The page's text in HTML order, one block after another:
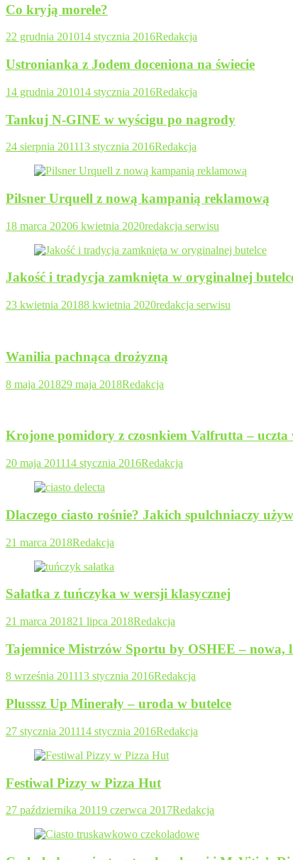
Co kryją morele?
22 grudnia 201014 stycznia 2016Redakcja
Ustronianka z Jodem doceniona na świecie
14 grudnia 201014 stycznia 2016Redakcja
Tankuj N-GINE w wyścigu po nagrody
24 sierpnia 201113 stycznia 2016Redakcja
Pilsner Urquell z nową kampanią reklamową
18 marca 20206 kwietnia 2020redakcja serwisu
Jakość i tradycja zamknięta w oryginalnej
23 kwietnia 20188 kwietnia 2020redakcja serwisu
Wanilia pachnąca drożyzną
8 maja 201829 maja 2018Redakcja
Krojone pomidory z czosnkiem Valfrutta – uczta
20 maja 201114 stycznia 2016Redakcja
Dlaczego ciasto rośnie? Jakich spulchniaczy
21 marca 2018Redakcja
Sałatka z tuńczyka w wersji klasycznej
21 marca 201821 lipca 2018Redakcja
Tajemnice Mistrzów Sportu by OSHEE – nowa,
8 września 201113 stycznia 2016Redakcja
Plusssz Up Minerały – uroda w butelce
27 stycznia 201114 stycznia 2016Redakcja
Festiwal Pizzy w Pizza Hut
27 października 20119 czerwca 2017Redakcja